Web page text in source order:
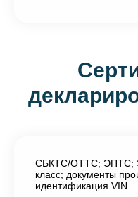
СБКТС/ОТТС; ЭПТС;
класс; документы
идентификация VIN.